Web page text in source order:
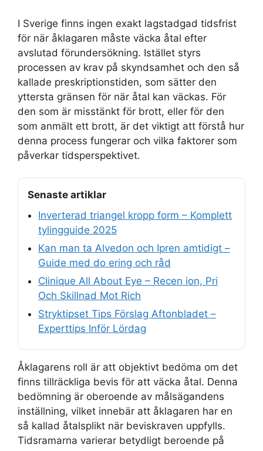
I Sverige finns ingen exakt lagstadgad tidsfrist
för när åklagaren måste väcka åtal efter
avslutad förundersökning. Istället styrs
processen av krav på skyndsamhet och den så
kallade preskriptionstiden, som sätter den
yttersta gränsen för när åtal kan väckas. För
den som är misstänkt för brott, eller för den
som anmält ett brott, är det viktigt att förstå hur
denna process fungerar och vilka faktorer som
påverkar tidsperspektivet.
Senaste artiklar
Inverterad triangel kropp form – Komplett
tylingguide 2025
Kan man ta Alvedon och Ipren amtidigt –
Guide med do ering och råd
Clinique All About Eye – Recen ion, Pri
Och Skillnad Mot Rich
Stryktipset Tips Förslag Aftonbladet –
Experttips Inför Lördag
Åklagarens roll är att objektivt bedöma om det
finns tillräckliga bevis för att väcka åtal. Denna
bedömning är oberoende av målsägandens
inställning, vilket innebär att åklagaren har en
så kallad åtalsplikt när beviskraven uppfylls.
Tidsramarna varierar betydligt beroende på